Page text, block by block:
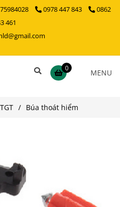
0978 447 843
0862
461
0 MENU
/ Búa thoát hiểm